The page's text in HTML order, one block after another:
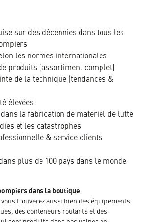
sur des décennies dans tous les
les normes internationales
produits (assortiment complet)
de la technique (tendances &
élevées
la fabrication de matériel de lutte
et les catastrophes
& service clients
plus de 100 pays dans le monde
dans la boutique
trouverez aussi bien des équipements
des conteneurs roulants et des